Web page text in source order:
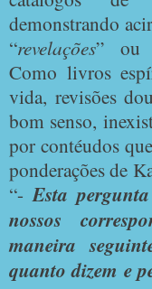
demonstrando
“revelações” ou
Como livros
vida, revisões
bom senso,
por contéudos
ponderações de
“- Esta
nossos
maneira
quanto dizem e